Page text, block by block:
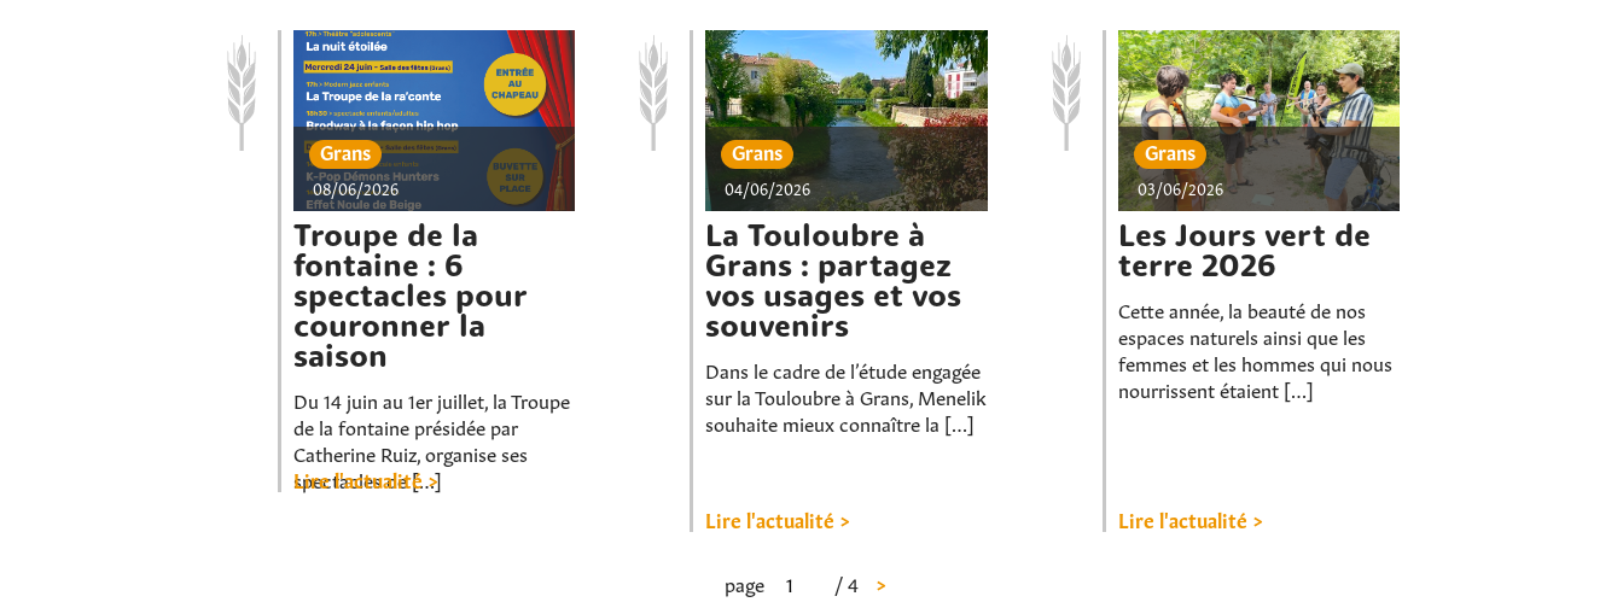
Grans
08/06/2026
Troupe de la
fontaine : 6
spectacles pour
couronner la
saison
Du 14 juin au 1er juillet, la Troupe
de la fontaine présidée par
Catherine Ruiz, organise ses
spectacles de […]
Lire l'actualité >
Grans
04/06/2026
La Touloubre à
Grans : partagez
vos usages et vos
souvenirs
Dans le cadre de l’étude engagée
sur la Touloubre à Grans, Menelik
souhaite mieux connaître la […]
Lire l'actualité >
Grans
03/06/2026
Les Jours vert de
terre 2026
Cette année, la beauté de nos
espaces naturels ainsi que les
femmes et les hommes qui nous
nourrissent étaient […]
Lire l'actualité >
page / 4 >